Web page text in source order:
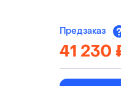
Предзаказ
41 230